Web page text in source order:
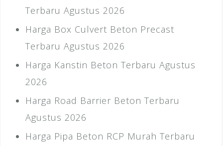
Terbaru Agustus 2026
Harga Box Culvert Beton Precast
Terbaru Agustus 2026
Harga Kanstin Beton Terbaru Agustus
2026
Harga Road Barrier Beton Terbaru
Agustus 2026
Harga Pipa Beton RCP Murah Terbaru